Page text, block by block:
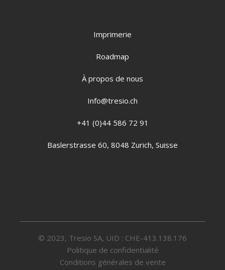
Imprimerie
Roadmap
À propos de nous
Info@tresio.ch
+41 (0)44 586 72 91
Baslerstrasse 60, 8048 Zurich, Suisse
© 2023, Tresio SA, UID : CHE-413.138.176
Politique de confidentialité
Conditions générales de vente